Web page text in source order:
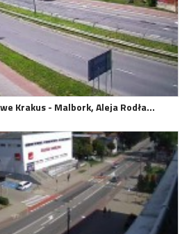
Krakus - Malbork, Aleja Rodła…